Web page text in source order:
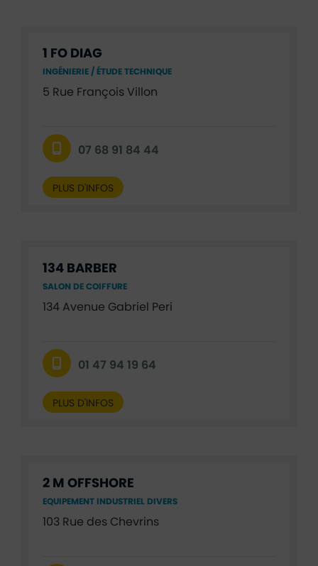
1 FO DIAG
INGÉNIERIE / ÉTUDE TECHNIQUE
5 Rue François Villon
07 68 91 84 44
PLUS D'INFOS
134 BARBER
SALON DE COIFFURE
134 Avenue Gabriel Peri
01 47 94 19 64
PLUS D'INFOS
2 M OFFSHORE
EQUIPEMENT INDUSTRIEL DIVERS
103 Rue des Chevrins